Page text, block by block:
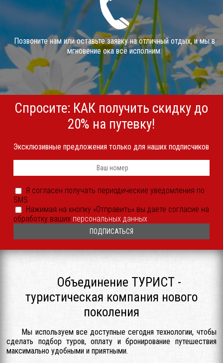
Позвоните нам или оставьте заявку на отличный отдых, и мы в
мгновение ока всё исполним.
Спросите: КАК получить скидку до
20% на путевку!
Эксклюзивные предложения только для наших подписчиков
Телефон
*
согласен
получать
периодические
уведомления
SMS
иным
способом
*
Я согласен получать периодические уведомления по
SMS
Согласие
на
обработку
*
Нажимая на кнопку «Отправить» вы даете согласие на
обработку ваших персональных данных
Объединение ТУРИСТ -
туристическая компания нового
поколения
Мы используем все доступные сегодня технологии, чтобы
сделать подбор туров, оплату и бронирование путешествия
максимально удобными и приятными.